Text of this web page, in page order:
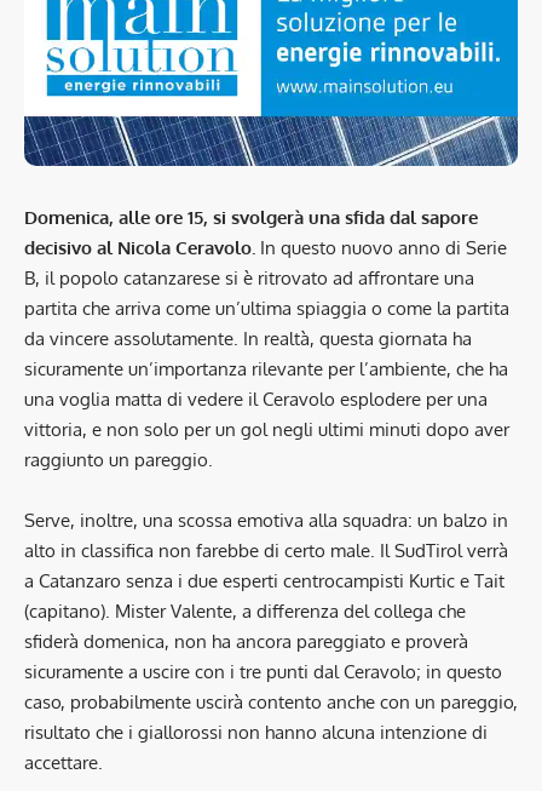
Domenica, alle ore 15, si svolgerà una sfida dal sapore
decisivo al Nicola Ceravolo. In questo nuovo anno di Serie
B, il popolo catanzarese si è ritrovato ad affrontare una
partita che arriva come un’ultima spiaggia o come la partita
da vincere assolutamente. In realtà, questa giornata ha
sicuramente un’importanza rilevante per l’ambiente, che ha
una voglia matta di vedere il Ceravolo esplodere per una
vittoria, e non solo per un gol negli ultimi minuti dopo aver
raggiunto un pareggio.
Serve, inoltre, una scossa emotiva alla squadra: un balzo in
alto in classifica non farebbe di certo male. Il SudTirol verrà
a Catanzaro senza i due esperti centrocampisti Kurtic e Tait
(capitano). Mister Valente, a differenza del collega che
sfiderà domenica, non ha ancora pareggiato e proverà
sicuramente a uscire con i tre punti dal Ceravolo; in questo
caso, probabilmente uscirà contento anche con un pareggio,
risultato che i giallorossi non hanno alcuna intenzione di
accettare.